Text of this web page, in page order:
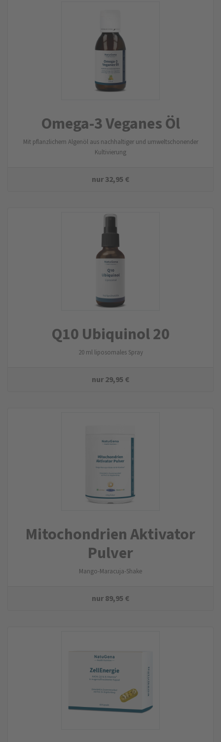
Omega-3 Veganes Öl
Mit pflanzlichem Algenöl aus nachhaltiger und umweltschonender
Kultivierung
nur32,95 €
Q10 Ubiquinol 20
20 ml liposomales Spray
nur29,95 €
Mitochondrien Aktivator
Pulver
Mango-Maracuja-Shake
nur89,95 €